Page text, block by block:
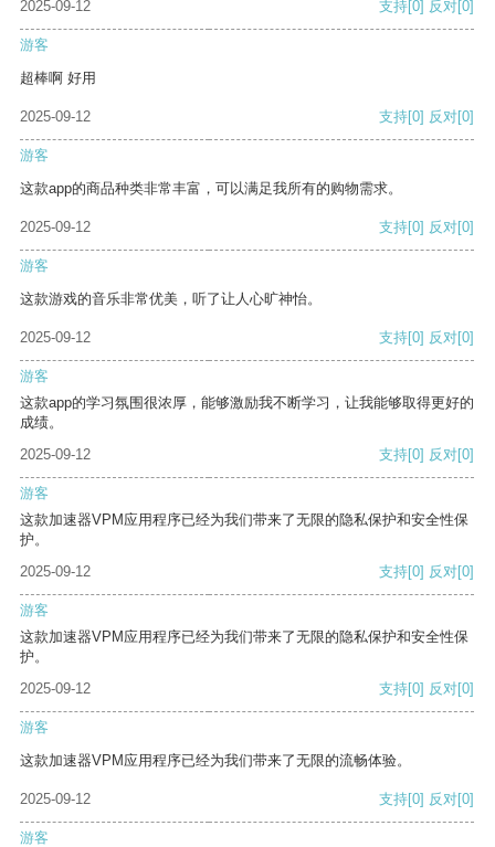
2025-09-12 支持[0] 反对[0]
游客
超棒啊 好用
2025-09-12 支持[0] 反对[0]
游客
这款app的商品种类非常丰富，可以满足我所有的购物需求。
2025-09-12 支持[0] 反对[0]
游客
这款游戏的音乐非常优美，听了让人心旷神怡。
2025-09-12 支持[0] 反对[0]
游客
这款app的学习氛围很浓厚，能够激励我不断学习，让我能够取得更好的
成绩。
2025-09-12
支持[0] 反对[0]
游客
这款加速器VPM应用程序已经为我们带来了无限的隐私保护和安全性保
护。
2025-09-12
支持[0] 反对[0]
游客
这款加速器VPM应用程序已经为我们带来了无限的隐私保护和安全性保
护。
2025-09-12
支持[0] 反对[0]
游客
这款加速器VPM应用程序已经为我们带来了无限的流畅体验。
2025-09-12 支持[0] 反对[0]
游客